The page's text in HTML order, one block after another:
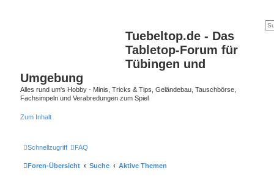
Tuebeltop.de - Das
Tabletop-Forum für
Tübingen und
Umgebung
Alles rund um's Hobby - Minis, Tricks & Tips, Geländebau, Tauschbörse,
Fachsimpeln und Verabredungen zum Spiel
Zum Inhalt
Schnellzugriff FAQ
Foren-Übersicht Suche Aktive Themen